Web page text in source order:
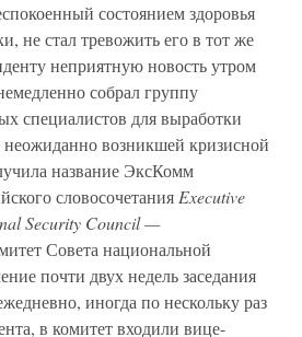
состоянием здоровья
не стал тревожить его в тот же
неприятную новость утром
собрал группу
специалистов для выработки
неожиданно возникшей кризисной
название ЭксКомм
словосочетания Executive
Security Council —
Совета национальной
почти двух недель заседания
иногда по нескольку раз
в комитет входили вице-